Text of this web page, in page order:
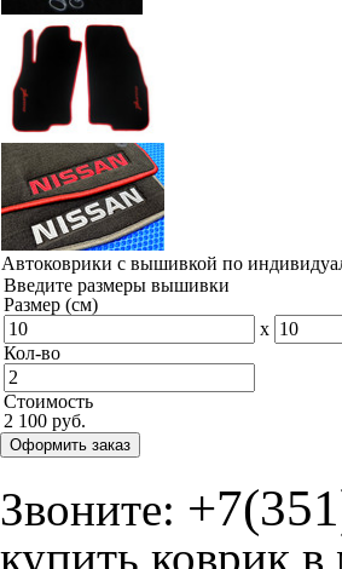
Автоковрики с вышивкой по
Введите размеры вышивки
Размер (см)
x
Кол-во
Стоимость
2 100 руб.
Оформить заказ
Звоните:
купить коврик